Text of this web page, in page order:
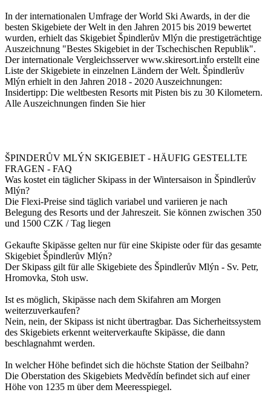
In der internationalen Umfrage der World Ski Awards, in der die
besten Skigebiete der Welt in den Jahren 2015 bis 2019 bewertet
wurden, erhielt das Skigebiet Špindlerův Mlýn die prestigeträchtige
Auszeichnung "Bestes Skigebiet in der Tschechischen Republik".
Der internationale Vergleichsserver www.skiresort.info erstellt eine
Liste der Skigebiete in einzelnen Ländern der Welt. Špindlerův
Mlýn erhielt in den Jahren 2018 - 2020 Auszeichnungen:
Insidertipp: Die weltbesten Resorts mit Pisten bis zu 30 Kilometern.
Alle Auszeichnungen finden Sie hier
ŠPINDERŮV MLÝN SKIGEBIET - HÄUFIG GESTELLTE
FRAGEN - FAQ
Was kostet ein täglicher Skipass in der Wintersaison in Špindlerův
Mlýn?
Die Flexi-Preise sind täglich variabel und variieren je nach
Belegung des Resorts und der Jahreszeit. Sie können zwischen 350
und 1500 CZK / Tag liegen
Gekaufte Skipässe gelten nur für eine Skipiste oder für das gesamte
Skigebiet Špindlerův Mlýn?
Der Skipass gilt für alle Skigebiete des Špindlerův Mlýn - Sv. Petr,
Hromovka, Stoh usw.
Ist es möglich, Skipässe nach dem Skifahren am Morgen
weiterzuverkaufen?
Nein, nein, der Skipass ist nicht übertragbar. Das Sicherheitssystem
des Skigebiets erkennt weiterverkaufte Skipässe, die dann
beschlagnahmt werden.
In welcher Höhe befindet sich die höchste Station der Seilbahn?
Die Oberstation des Skigebiets Medvědín befindet sich auf einer
Höhe von 1235 m über dem Meeresspiegel.